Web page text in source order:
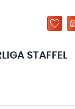
STAFFEL